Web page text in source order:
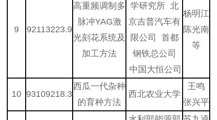
9 92113223.9
高重频调制多
脉冲YAG激
光刻花系统及
加工方法
学研究所 北
京吉普汽车有
限公司 首都
钢铁总公司
中国大恒公司
杨明江
陈光南
等
10 93109218.3
西瓜一代杂种
的育种方法
西北农业大学
王鸣
张兴平